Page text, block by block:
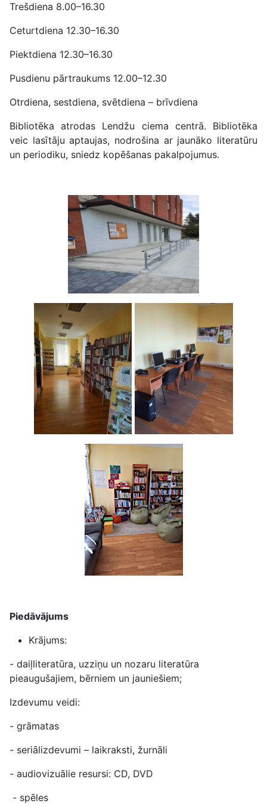
Trešdiena 8.00–16.30
Ceturtdiena 12.30–16.30
Piektdiena 12.30–16.30
Pusdienu pārtraukums 12.00–12.30
Otrdiena, sestdiena, svētdiena – brīvdiena
Bibliotēka atrodas Lendžu ciema centrā. Bibliotēka
veic lasītāju aptaujas, nodrošina ar jaunāko literatūru
un periodiku, sniedz kopēšanas pakalpojumus.
Piedāvājums
Krājums:
- daiļliteratūra, uzziņu un nozaru literatūra
pieaugušajiem, bērniem un jauniešiem;
Izdevumu veidi:
- grāmatas
- seriālizdevumi – laikraksti, žurnāli
- audiovizuālie resursi: CD, DVD
- spēles